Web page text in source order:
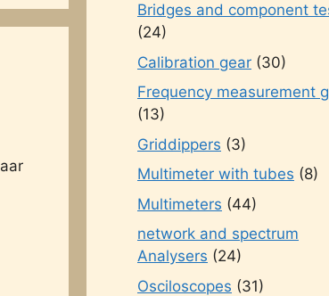
Bridges and component
(24)
Calibration gear (30)
Frequency measurement
(13)
Griddippers (3)
Multimeter with tubes (8)
Multimeters (44)
network and spectrum
Analysers (24)
Osciloscopes (31)